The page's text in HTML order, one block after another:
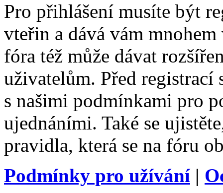
Pro přihlášení musíte být
vteřin a dává vám
fóra též může dávat
uživatelům. Před registrací
s našimi podmínkami pro
ujednáními. Také se
pravidla, která se na fóru
Podmínky pro užívání|